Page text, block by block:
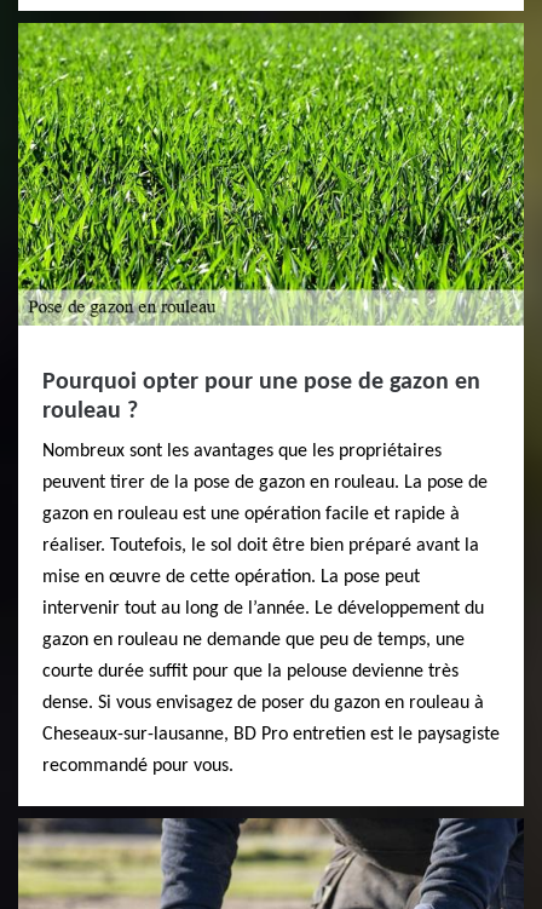
Pourquoi opter pour une pose de gazon en
rouleau ?
Nombreux sont les avantages que les propriétaires
peuvent tirer de la pose de gazon en rouleau. La pose de
gazon en rouleau est une opération facile et rapide à
réaliser. Toutefois, le sol doit être bien préparé avant la
mise en œuvre de cette opération. La pose peut
intervenir tout au long de l’année. Le développement du
gazon en rouleau ne demande que peu de temps, une
courte durée suffit pour que la pelouse devienne très
dense. Si vous envisagez de poser du gazon en rouleau à
Cheseaux-sur-lausanne, BD Pro entretien est le paysagiste
recommandé pour vous.